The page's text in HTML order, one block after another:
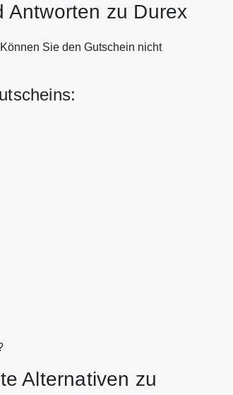
zu Durex
Sie den Gutschein nicht
Alternativen zu